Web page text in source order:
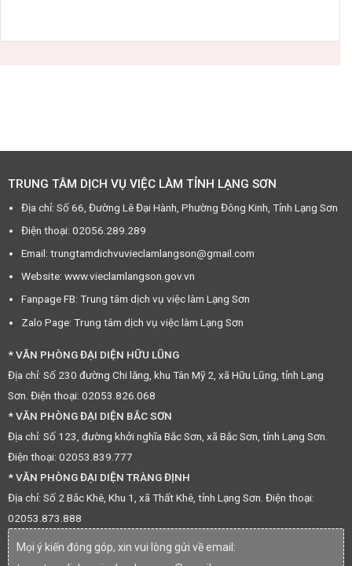
TRUNG TÂM DỊCH VỤ VIỆC LÀM TỈNH LẠNG SƠN
Địa chỉ: Số 66, Đường Lê Đại Hành, Phường Đông Kinh, Tỉnh Lạng Sơn
Điện thoại: 02056.289.289
Email: trungtamdichvuvieclamlangson@gmail.com
Website: www.vieclamlangson.gov.vn
Fanpage FB: Trung tâm dịch vụ việc làm Lạng Sơn
Zalo Page: Trung tâm dịch vụ việc làm Lạng Sơn
* VĂN PHÒNG ĐẠI DIỆN HỮU LŨNG
Địa chỉ: Số 230 đường Chi lăng, khu Tân Mỹ 2, xã Hữu Lũng, tỉnh Lạng
Sơn. Điện thoại: 02053.826.068
* VĂN PHÒNG ĐẠI DIỆN BẮC SƠN
Địa chỉ: Số 123, đường khởi nghĩa Bắc Sơn, xã Bắc Sơn, tỉnh Lạng Sơn.
Điện thoại: 02053.839.777
* VĂN PHÒNG ĐẠI DIỆN TRÀNG ĐỊNH
Địa chỉ: Số 2 Bắc Khê, Khu 1, xã Thất Khê, tỉnh Lạng Sơn. Điện thoại:
02053.873.888
Mọi ý kiến đóng góp, xin vui lòng gửi về email: